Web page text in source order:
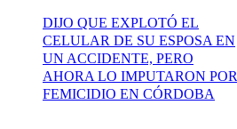
DIJO QUE EXPLOTÓ EL
CELULAR DE SU ESPOSA EN
UN ACCIDENTE, PERO
AHORA LO IMPUTARON POR
FEMICIDIO EN CÓRDOBA